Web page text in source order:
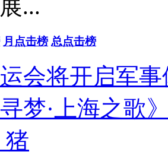
...
月点击榜 总点击榜
会将开启军
寻梦·上海之歌
猪